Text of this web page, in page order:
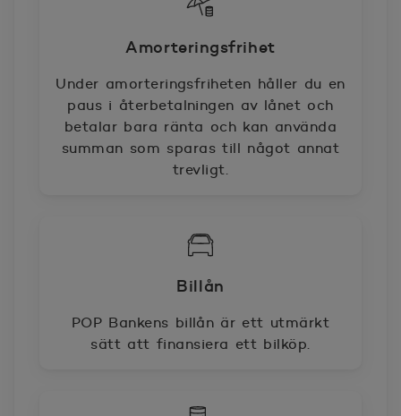
Amorteringsfrihet
Under amorteringsfriheten håller du en
paus i återbetalningen av lånet och
betalar bara ränta och kan använda
summan som sparas till något annat
trevligt.
Billån
POP Bankens billån är ett utmärkt
sätt att finansiera ett bilköp.